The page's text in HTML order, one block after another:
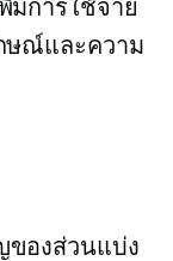
มการใช้จ่าย
ษณ์และความ
ของส่วนแบ่ง